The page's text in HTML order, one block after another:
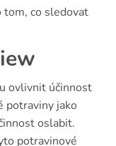
tom, co sledovat
ovlivnit účinnost
potraviny jako
oslabit.
potravinové